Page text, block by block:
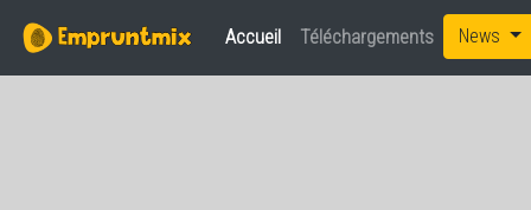
Accueil (current)
Téléchargements News